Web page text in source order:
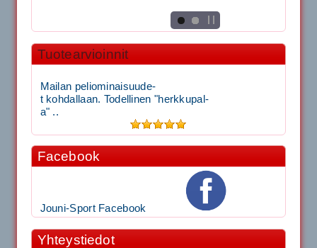
Tuotearvioinnit
Mailan peliominaisuude-
t kohdallaan. Todellinen "herkkupal-
a" ..
Facebook
Jouni-Sport Facebook
Yhteystiedot